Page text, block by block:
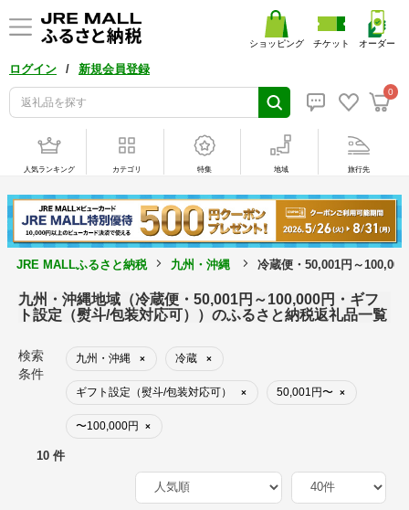
ログイン / 新規会員登録
0
ショッピング チケット オーダー
人気ランキング カテゴリ 特集 地域 旅行先
JRE MALLふるさと納税 九州・沖縄 冷蔵便・50,001円～
九州・沖縄地域（冷蔵便・50,001円～100,000円・ギフ
ト設定（熨斗/包装対応可））のふるさと納税返礼品一覧
検索
条件
九州・沖縄 × 冷蔵 ×
ギフト設定（熨斗/包装対応可） × 50,001円〜 ×
〜100,000円 ×
10 件